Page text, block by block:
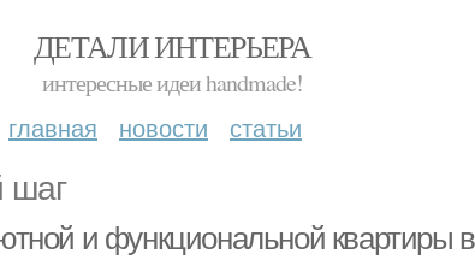
ДЕТАЛИ ИНТЕРЬЕРА
интересные идеи handmade!
главная новости статьи
шаг
и функциональной квартиры